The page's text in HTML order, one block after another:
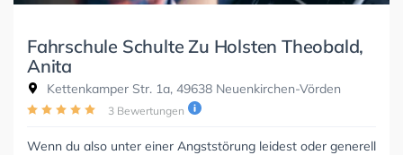
Fahrschule Schulte Zu Holsten Theobald,
Anita
Kettenkamper Str. 1a, 49638 Neuenkirchen-Vörden
3 Bewertungen
Wenn du also unter einer Angststörung leidest oder generell